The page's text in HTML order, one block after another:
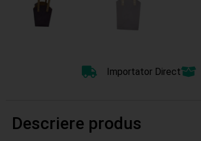
Importator Direct
Descriere produs